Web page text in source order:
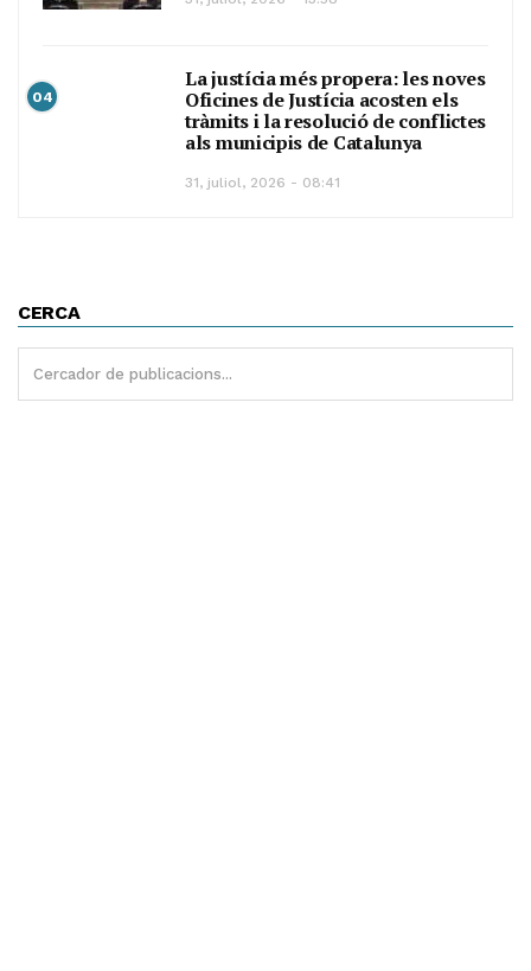
04
La justícia més propera: les noves
Oficines de Justícia acosten els
tràmits i la resolució de conflictes
als municipis de Catalunya
31, juliol, 2026 - 08:41
CERCA